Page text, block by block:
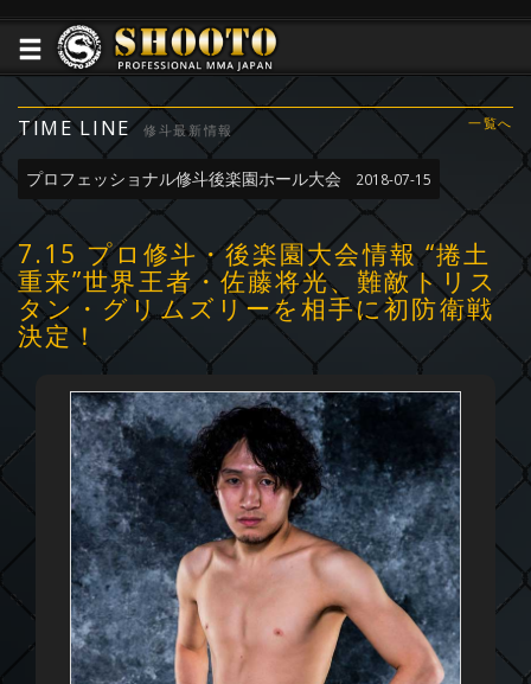
TIME LINE 修斗最新情報 一覧へ
プロフェッショナル修斗後楽園ホール大会 2018-07-15
7.15 プロ修斗・後楽園大会情報 “捲土
重来”世界王者・佐藤将光、難敵トリス
タン・グリムズリーを相手に初防衛戦
決定！